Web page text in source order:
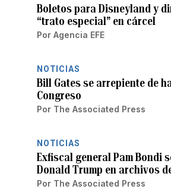
Boletos para Disneyland y
“trato especial” en cárcel
Por Agencia EFE
NOTICIAS
Bill Gates se arrepiente de
Congreso
Por The Associated Press
NOTICIAS
Exfiscal general Pam Bondi
Donald Trump en archivos
Por The Associated Press